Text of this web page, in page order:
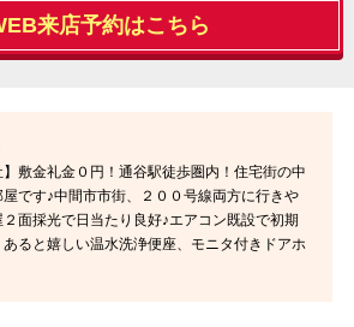
来店予約はこちら
敷金礼金０円！通谷駅徒歩圏内！住宅街の中
です♪中間市市街、２００号線両方に行きや
面採光で日当たり良好♪エアコン既設で初期
ると嬉しい温水洗浄便座、モニタ付きドアホ